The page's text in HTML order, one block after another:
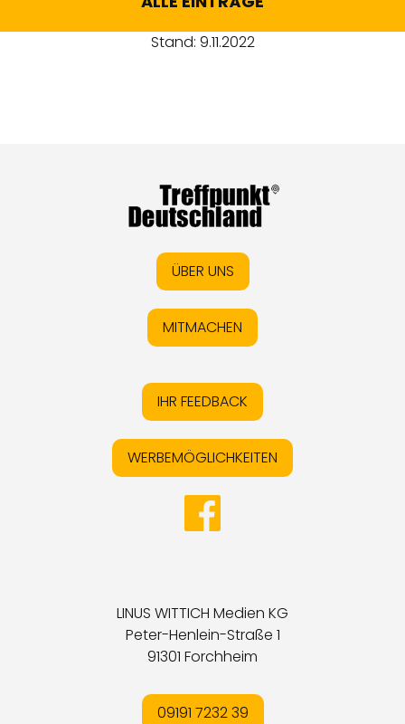
Stand: 9.11.2022
ÜBER UNS
MITMACHEN
IHR FEEDBACK
WERBEMÖGLICHKEITEN
LINUS WITTICH Medien KG
Peter-Henlein-Straße 1
91301 Forchheim
09191 7232 39